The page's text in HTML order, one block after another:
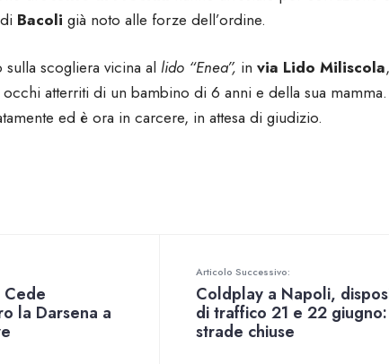
Bacoli già noto alle forze dell’ordine.
scogliera vicina al lido “Enea”, in via Lido Miliscola
occhi atterriti di un bambino di 6 anni e della sua
ed è ora in carcere, in attesa di giudizio.
Cede
la Darsena a
Articolo Successivo:
Coldplay a Napoli,
di traffico 21 e 22 giugno:
strade chiuse